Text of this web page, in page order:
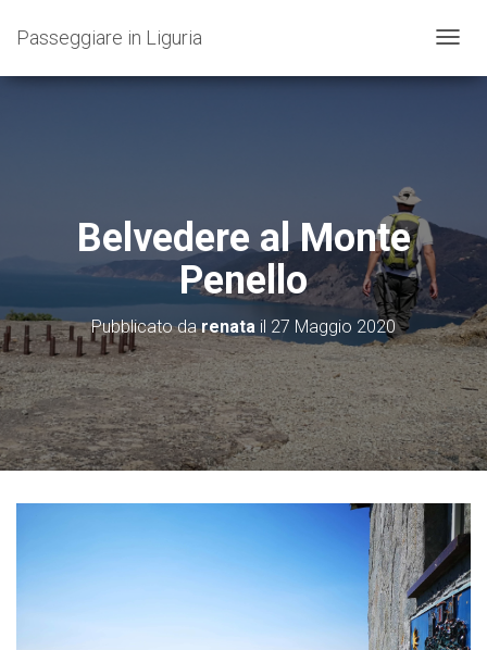
Passeggiare in Liguria
A
O
G
G
L
E
Belvedere al Monte
Penello
Pubblicato darenata il 27 Maggio 2020